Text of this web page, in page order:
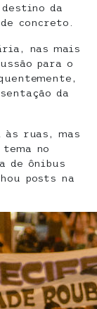
da
concreto.
nas mais
para o
da
às ruas, mas
no
de ônibus
posts na